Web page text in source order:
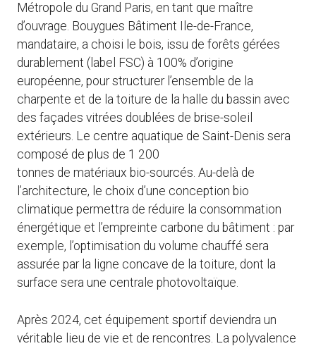
Métropole du Grand Paris, en tant que maître
d’ouvrage. Bouygues Bâtiment Ile-de-France,
mandataire, a choisi le bois, issu de forêts gérées
durablement (label FSC) à 100% d’origine
européenne, pour structurer l’ensemble de la
charpente et de la toiture de la halle du bassin avec
des façades vitrées doublées de brise-soleil
extérieurs. Le centre aquatique de Saint-Denis sera
composé de plus de 1 200
tonnes de matériaux bio-sourcés. Au-delà de
l’architecture, le choix d’une conception bio
climatique permettra de réduire la consommation
énergétique et l’empreinte carbone du bâtiment : par
exemple, l’optimisation du volume chauffé sera
assurée par la ligne concave de la toiture, dont la
surface sera une centrale photovoltaïque.
Après 2024, cet équipement sportif deviendra un
véritable lieu de vie et de rencontres. La polyvalence